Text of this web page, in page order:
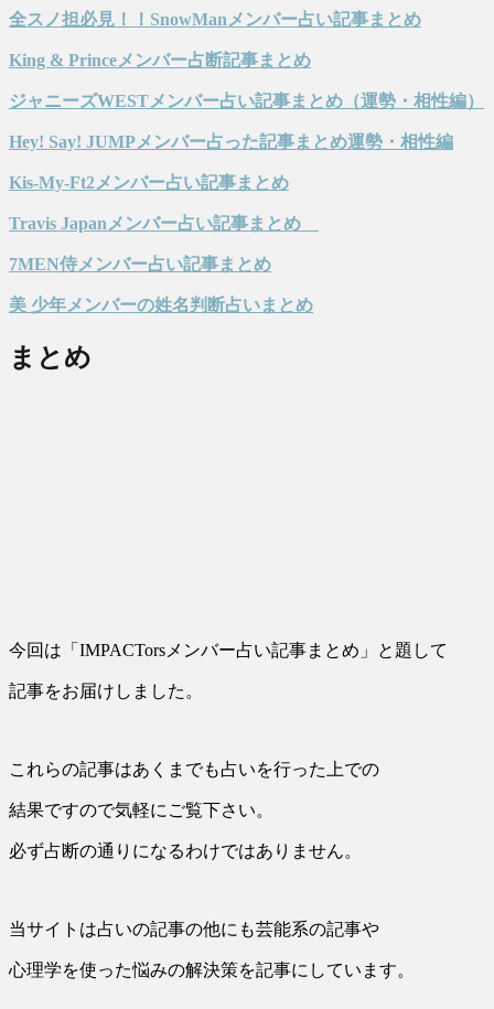
全スノ担必見！！SnowManメンバー占い記事まとめ
King & Princeメンバー占断記事まとめ
ジャニーズWESTメンバー占い記事まとめ（運勢・相性編）
Hey! Say! JUMPメンバー占った記事まとめ運勢・相性編
Kis-My-Ft2メンバー占い記事まとめ
Travis Japanメンバー占い記事まとめ
7MEN侍メンバー占い記事まとめ
美 少年メンバーの姓名判断占いまとめ
まとめ
今回は「IMPACTorsメンバー占い記事まとめ」と題して
記事をお届けしました。
これらの記事はあくまでも占いを行った上での
結果ですので気軽にご覧下さい。
必ず占断の通りになるわけではありません。
当サイトは占いの記事の他にも芸能系の記事や
心理学を使った悩みの解決策を記事にしています。